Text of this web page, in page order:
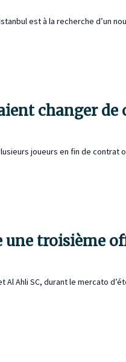
est à la recherche d’un
changer de
joueurs en fin de contrat
troisième
Ahli SC, durant le mercato